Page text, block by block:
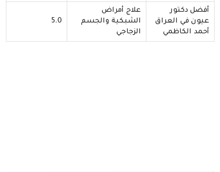
أفضل دكتور
عيون في العراق
أحمد الكاظمي
علاج أمراض
الشبكية والجسم
الزجاجي
5.0